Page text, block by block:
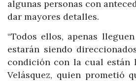
algunas personas con
dar mayores detalles.
“Todos ellos, apenas
estarán siendo
condición con la cual están
Velásquez, quien prometió